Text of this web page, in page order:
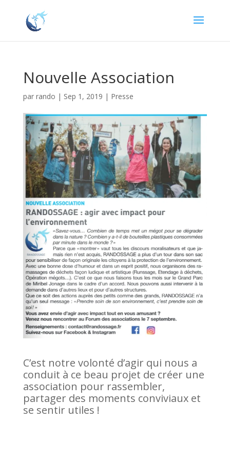
Nouvelle Association
par rando | Sep 1, 2019 | Presse
C’est notre volonté d’agir qui nous a
conduit à ce beau projet de créer une
association pour rassembler,
partager des moments conviviaux et
se sentir utiles !